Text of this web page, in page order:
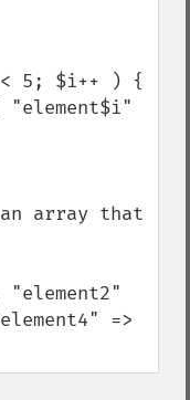
array that
=>